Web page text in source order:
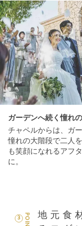
ガーデンへ続く憧れ
チャペルからは、ガ
憧れの大階段で二人
も笑顔になれるアフ
に。
POINT
3
地元食